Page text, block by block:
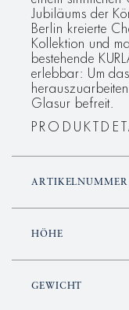
Jubiläums der
Berlin kreierte
Kollektion und
bestehende
erlebbar: Um
Glasur befreit.
ARTIKELNUMMER
HÖHE
GEWICHT